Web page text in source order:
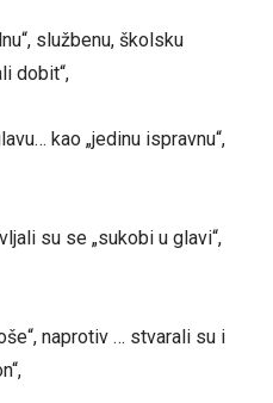
službenu, školsku
dobit“,
kao „jedinu ispravnu“,
su se „sukobi u glavi“,
naprotiv … stvarali su i